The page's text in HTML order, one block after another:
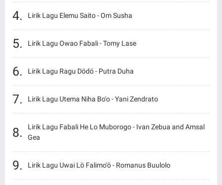
Lirik Lagu Elemu Saito - Om Susha
Lirik Lagu Owao Fabali - Tomy Lase
Lirik Lagu Ragu Dödö - Putra Duha
Lirik Lagu Utema Niha Bo'o - Yani Zendrato
Lirik Lagu Fabali He Lo Muborogo - Ivan Zebua and Amsal
Gea
Lirik Lagu Uwai Lö Falimo'ö - Romanus Buulolo